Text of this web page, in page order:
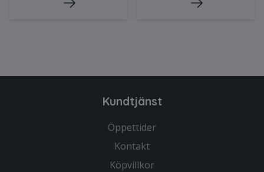
Kundtjänst
Öppettider
Kontakt
Köpvillkor